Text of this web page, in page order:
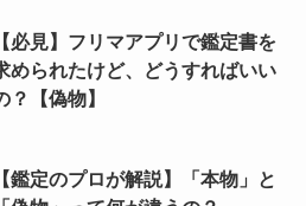
【必見】フリマアプリで鑑定書を
められたけど、どうすればいい
？【偽物】
【鑑定のプロが解説】「本物」と